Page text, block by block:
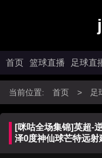
首页 篮球直播 足球直
当前位置: 首页 > 足
[咪咕全场集锦]英超-
泽0度神仙球芒特远射